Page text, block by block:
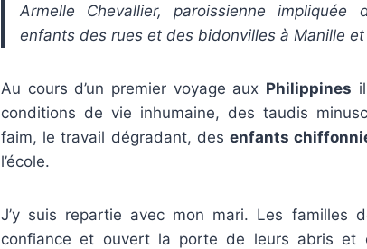
Armelle Chevallier, paroissienne impliquée
enfants des rues et des bidonvilles à Manille et
Au cours d’un premier voyage aux Philippines
conditions de vie inhumaine, des taudis
faim, le travail dégradant, desenfants
l’école.
J’y suis repartie avec mon mari. Les familles
confiance et ouvert la porte de leurs abris et